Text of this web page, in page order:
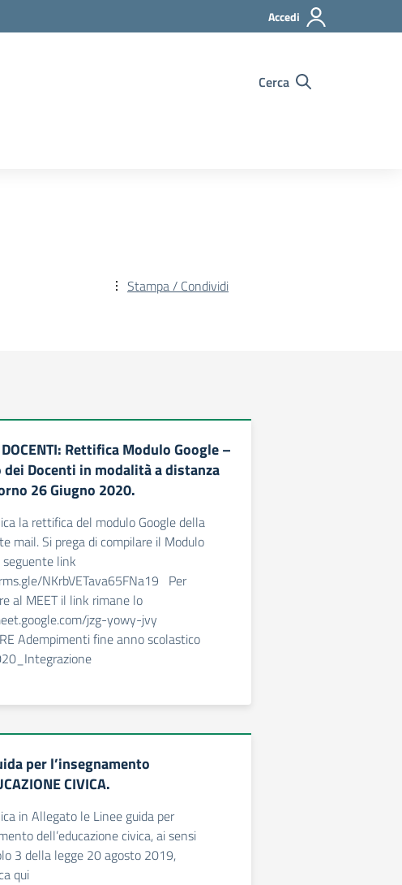
Accedi
Cerca
Stampa / Condividi
Rettifica Modulo Google –
dei Docenti in modalità a distanza
26 Giugno 2020.
la rettifica del modulo Google della
mail. Si prega di compilare il Modulo
seguente link
NKrbVETava65FNa19 Per
al MEET il link rimane lo
jzg-yowy-jvy
Adempimenti fine anno scolastico
per l’insegnamento
CIVICA.
in Allegato le Linee guida per
dell’educazione civica, ai sensi
3 della legge 20 agosto 2019,
qui